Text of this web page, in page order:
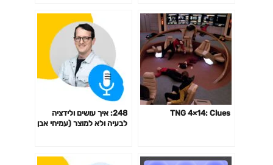
TNG 4×14: Clues
248: איך עושים ולידציה
לבעיה ולא למוצר (עמיחי אבן